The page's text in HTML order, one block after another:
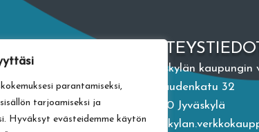
parantamiseksi,
tarjoamiseksi ja
Hyväksyt evästeidemme käytön
Jyväskylän
Vapaudenkatu 32
40100 Jyväskylä